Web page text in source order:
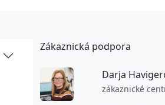
Zákaznická podpora
Darja
zákaznické